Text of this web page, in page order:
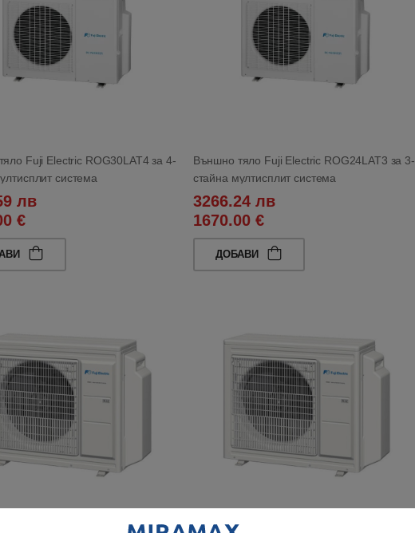
Fuji Electric ROG30LAT4 за 4-
система
лв
€
Външно тяло Fuji Electric ROG24LAT3 за 3-
стайна мултисплит система
3266.24 лв
1670.00 €
ДОБАВИ